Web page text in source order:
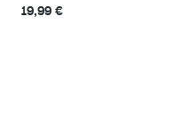
19,99 €